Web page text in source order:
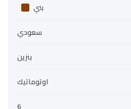
بني
سعودي
بنزين
اوتوماتيك